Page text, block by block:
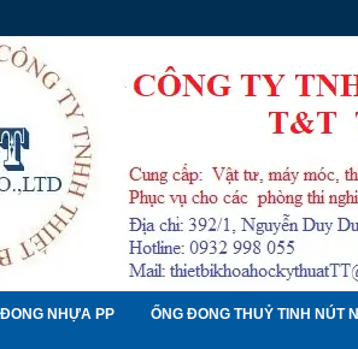
NHỰA PP ỐNG ĐONG THUỶ TINH NÚT